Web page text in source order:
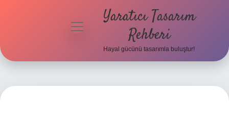
menüyü
Yaratıcı Tasarım
Rehberi
Hayal gücünü tasarımla buluştur!